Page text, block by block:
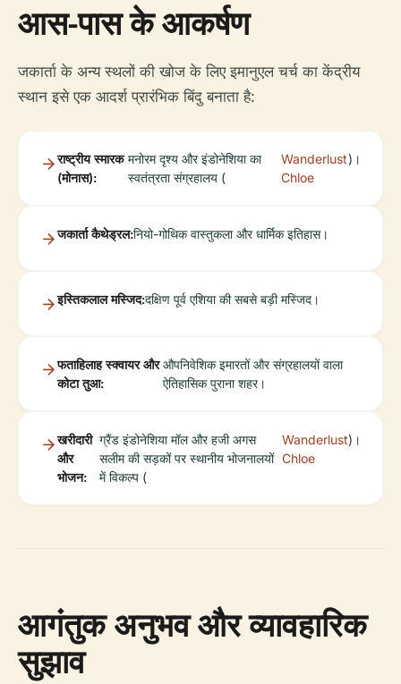
आस-पास के आकर्षण
जकार्ता के अन्य स्थलों की खोज के लिए इमानुएल चर्च का केंद्रीय
स्थान इसे एक आदर्श प्रारंभिक बिंदु बनाता है:
राष्ट्रीय स्मारक
(मोनास):
मनोरम दृश्य और इंडोनेशिया का
स्वतंत्रता संग्रहालय (
Wanderlust
Chloe
)।
जकार्ता कैथेड्रल:नियो-गोथिक वास्तुकला और धार्मिक इतिहास।
इस्तिकलाल मस्जिद:दक्षिण पूर्व एशिया की सबसे बड़ी मस्जिद।
फताहिलाह स्क्वायर और
कोटा तुआ:
औपनिवेशिक इमारतों और संग्रहालयों वाला
ऐतिहासिक पुराना शहर।
खरीदारी
और
भोजन:
ग्रैंड इंडोनेशिया मॉल और हजी अगस
सलीम की सड़कों पर स्थानीय भोजनालयों
में विकल्प (
Wanderlust
Chloe
)।
आगंतुक अनुभव और व्यावहारिक
सुझाव